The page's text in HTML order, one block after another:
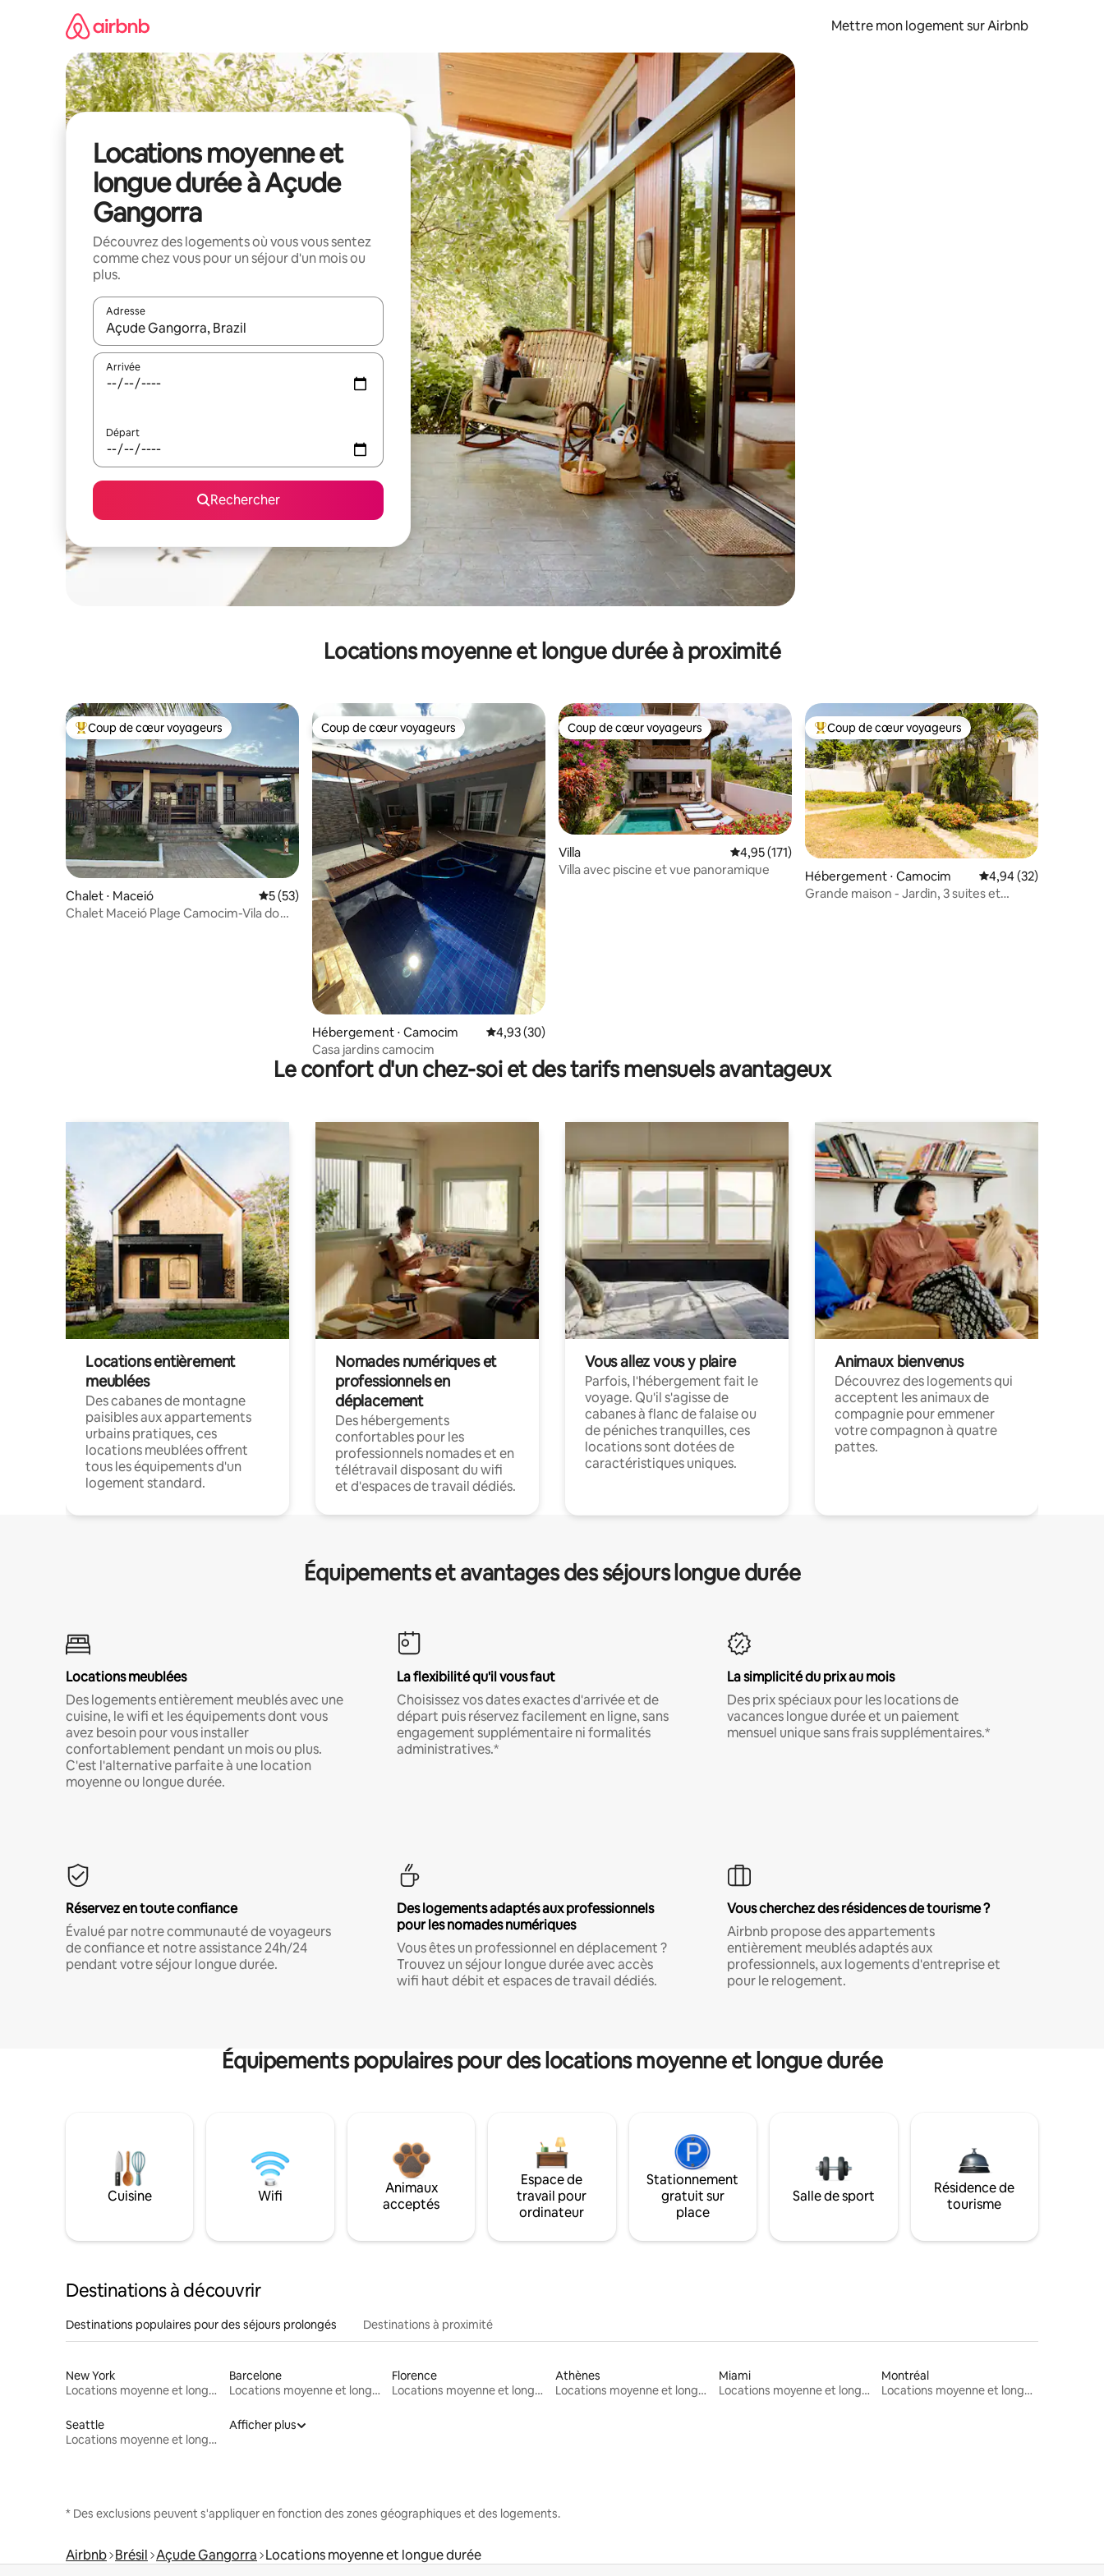
Mettre mon logement sur Airbnb
Locations moyenne et
longue durée à Açude
Gangorra
Découvrez des logements où vous vous sentez
comme chez vous pour un séjour d'un mois ou
plus.
Adresse
Lorsque les résultats s'affichent, utilisez les flèches vers le haut et vers le bas pour les parcourir ou en appuyant et en faisant glisser.
Arrivée
Départ
Rechercher
Locations moyenne et longue durée à proximité
Coups de cœur voyageurs les plus appréciés
Coup de cœur voyageurs
Chalet ⋅ Maceió Évaluation moyenne sur la base de 53 commentaires : 5 sur 5
5 (53)
Chalet Maceió Plage Camocim-Vila do
Coup de cœur voyageurs
Coup de cœur voyageurs
Hébergement ⋅ Camocim Évaluation moyenne sur la base de 30 commentaires : 4,93 sur 5
4,93 (30)
Casa jardins camocim
Coup de cœur voyageurs
Coup de cœur voyageurs
Villa Évaluation moyenne sur la base de 171 commentaires : 4,95 sur 5
4,95 (171)
Villa avec piscine et vue panoramique
Coups de cœur voyageurs les plus appréciés
Coup de cœur voyageurs
Hébergement ⋅ Camocim Évaluation moyenne
4,94 (32)
Grande maison - Jardin, 3 suites et
Le confort d'un chez-soi et des tarifs mensuels avantageux
Locations entièrement
meublées
Des cabanes de montagne
paisibles aux appartements
urbains pratiques, ces
locations meublées offrent
tous les équipements d'un
logement standard.
Nomades numériques et
professionnels en
déplacement
Des hébergements
confortables pour les
professionnels nomades et en
télétravail disposant du wifi
et d'espaces de travail dédiés.
Vous allez vous y plaire
Parfois, l'hébergement fait le
voyage. Qu'il s'agisse de
cabanes à flanc de falaise ou
de péniches tranquilles, ces
locations sont dotées de
caractéristiques uniques.
Animaux bienvenus
Découvrez des logements qui
acceptent les animaux de
compagnie pour emmener
votre compagnon à quatre
pattes.
Équipements et avantages des séjours longue durée
Locations meublées
Des logements entièrement meublés avec une
cuisine, le wifi et les équipements dont vous
avez besoin pour vous installer
confortablement pendant un mois ou plus.
C'est l'alternative parfaite à une location
moyenne ou longue durée.
La flexibilité qu'il vous faut
Choisissez vos dates exactes d'arrivée et de
départ puis réservez facilement en ligne, sans
engagement supplémentaire ni formalités
administratives.*
La simplicité du prix au mois
Des prix spéciaux pour les locations de
vacances longue durée et un paiement
mensuel unique sans frais supplémentaires.*
Réservez en toute confiance
Évalué par notre communauté de voyageurs
de confiance et notre assistance 24h/24
pendant votre séjour longue durée.
Des logements adaptés aux professionnels
pour les nomades numériques
Vous êtes un professionnel en déplacement ?
Trouvez un séjour longue durée avec accès
wifi haut débit et espaces de travail dédiés.
Vous cherchez des résidences de tourisme ?
Airbnb propose des appartements
entièrement meublés adaptés aux
professionnels, aux logements d'entreprise et
pour le relogement.
Équipements populaires pour des locations moyenne et longue durée
Cuisine Wifi
Animaux
acceptés
Espace de
travail pour
ordinateur
Stationnement
gratuit sur
place
Salle de sport
Résidence de
tourisme
Destinations à découvrir
Destinations populaires pour des séjours prolongés Destinations à proximité
New York
Locations moyenne et longue durée
Barcelone
Locations moyenne et longue durée
Florence
Locations moyenne et longue durée
Athènes
Locations moyenne et longue durée
Miami
Locations moyenne et longue durée
Montréal
Locations moyenne et longue durée
Seattle
Locations moyenne et longue durée
Afficher plus
* Des exclusions peuvent s'appliquer en fonction des zones géographiques et des logements.
Airbnb Brésil Açude Gangorra Locations moyenne et longue durée